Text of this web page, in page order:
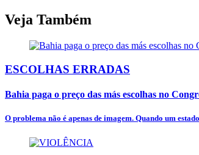
Veja Também
ESCOLHAS ERRADAS
Bahia paga o preço das más escolhas no
O problema não é apenas de imagem. Quando um